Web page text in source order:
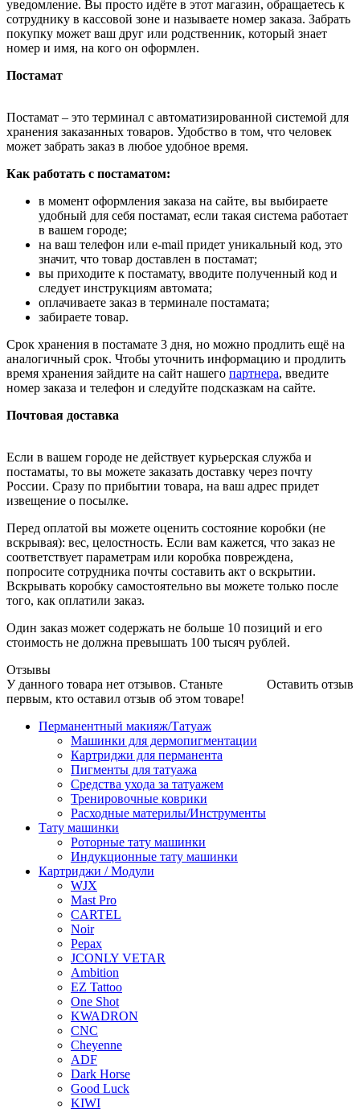
уведомление. Вы просто идёте в этот магазин, обращаетесь к
сотруднику в кассовой зоне и называете номер заказа. Забрать
покупку может ваш друг или родственник, который знает
номер и имя, на кого он оформлен.
Постамат
Постамат – это терминал с автоматизированной системой для
хранения заказанных товаров. Удобство в том, что человек
может забрать заказ в любое удобное время.
Как работать с постаматом:
в момент оформления заказа на сайте, вы выбираете
удобный для себя постамат, если такая система работает
в вашем городе;
на ваш телефон или e-mail придет уникальный код, это
значит, что товар доставлен в постамат;
вы приходите к постамату, вводите полученный код и
следует инструкциям автомата;
оплачиваете заказ в терминале постамата;
забираете товар.
Срок хранения в постамате 3 дня, но можно продлить ещё на
аналогичный срок. Чтобы уточнить информацию и продлить
время хранения зайдите на сайт нашего партнера, введите
номер заказа и телефон и следуйте подсказкам на сайте.
Почтовая доставка
Если в вашем городе не действует курьерская служба и
постаматы, то вы можете заказать доставку через почту
России. Сразу по прибытии товара, на ваш адрес придет
извещение о посылке.
Перед оплатой вы можете оценить состояние коробки (не
вскрывая): вес, целостность. Если вам кажется, что заказ не
соответствует параметрам или коробка повреждена,
попросите сотрудника почты составить акт о вскрытии.
Вскрывать коробку самостоятельно вы можете только после
того, как оплатили заказ.
Один заказ может содержать не больше 10 позиций и его
стоимость не должна превышать 100 тысяч рублей.
Отзывы
Оставить отзыв
У данного товара нет отзывов. Станьте
первым, кто оставил отзыв об этом товаре!
Перманентный макияж/Татуаж
Машинки для дермопигментации
Картриджи для перманента
Пигменты для татуажа
Средства ухода за татуажем
Тренировочные коврики
Расходные материлы/Инструменты
Тату машинки
Роторные тату машинки
Индукционные тату машинки
Картриджи / Модули
WJX
Mast Pro
CARTEL
Noir
Pepax
JCONLY VETAR
Ambition
EZ Tattoo
One Shot
KWADRON
CNC
Cheyenne
ADF
Dark Horse
Good Luck
KIWI